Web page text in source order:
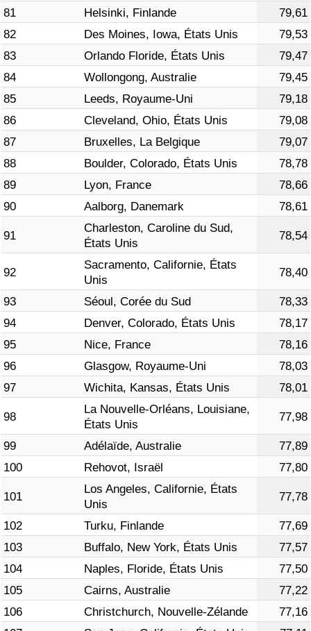
81 Helsinki, Finlande
79,61
82
Des Moines, Iowa, États Unis
79,53
83
Orlando Floride, États Unis
79,47
84
Wollongong, Australie
79,45
85
Leeds, Royaume-Uni
79,18
86
Cleveland, Ohio, États Unis
79,08
87
Bruxelles, La Belgique
79,07
88
Boulder, Colorado, États Unis
78,78
89
Lyon, France
78,66
90
Aalborg, Danemark 78,61
91
Charleston, Caroline du Sud,
États Unis
78,54
92
Sacramento, Californie, États
Unis
78,40
93 Séoul, Corée du Sud
78,33
94
Denver, Colorado, États Unis
78,17
95
Nice, France
78,16
96
Glasgow, Royaume-Uni
78,03
97
Wichita, Kansas, États Unis 78,01
98
La Nouvelle-Orléans, Louisiane,
États Unis
77,98
99 Adélaïde, Australie
77,89
100
Rehovot, Israël 77,80
101
Los Angeles, Californie, États
Unis
77,78
102 Turku, Finlande
77,69
103
Buffalo, New York, États Unis
77,57
104
Naples, Floride, États Unis
77,50
105
Cairns, Australie
77,22
106
Christchurch, Nouvelle-Zélande
77,16